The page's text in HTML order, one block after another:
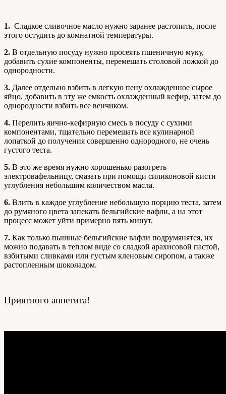
1. Сладкое сливочное масло нужно заранее растопить, после
этого остудить до комнатной температуры.
2. В отдельную посуду нужно просеять пшеничную муку,
добавить сухие компоненты, перемешать столовой ложкой до
однородности.
3. Далее отдельно взбить в легкую пену охлажденное сырое
яйцо, добавить в эту же емкость охлажденный кефир, затем до
однородности взбить все венчиком.
4. Перелить яично-кефирную смесь в посуду с сухими
компонентами, тщательно перемешать все кулинарной
лопаткой до получения совершенно однородного, не очень
густого теста.
5. В это же время нужно хорошенько разогреть
электровафельницу, смазать при помощи силиконовой кисти
углубления небольшим количеством масла.
6. Влить в каждое углубление небольшую порцию теста, затем
до румяного цвета запекать бельгийские вафли, а на этот
процесс может уйти примерно пять минут.
7. Как только пышные бельгийские вафли подрумянятся, их
можно подавать в теплом виде со сладкой арахисовой пастой,
взбитыми сливками или густым кленовым сиропом, а также
растопленным шоколадом.
Приятного аппетита!